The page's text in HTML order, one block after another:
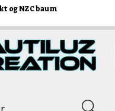
og NZC baum